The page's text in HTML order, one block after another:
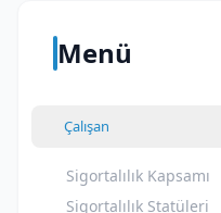
Menü
Çalışan
Sigortalılık Kapsamı
Sigortalılık Statüleri